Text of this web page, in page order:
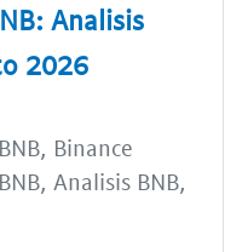
Analisis
2026
Binance
Analisis BNB,